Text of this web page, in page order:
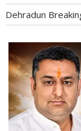
Dehradun